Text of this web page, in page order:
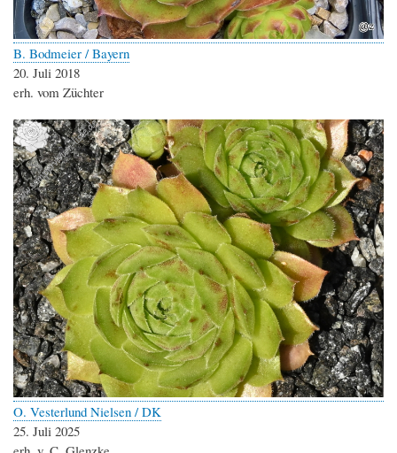
B. Bodmeier / Bayern
20. Juli 2018
erh. vom Züchter
O. Vesterlund Nielsen / DK
25. Juli 2025